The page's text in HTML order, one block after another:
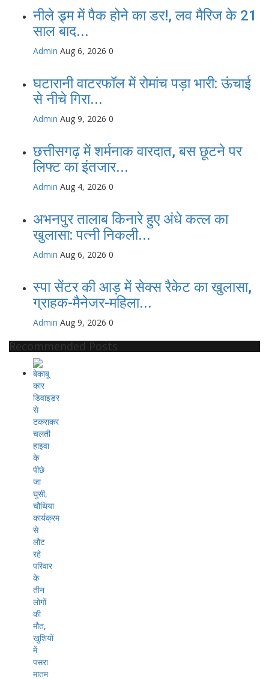
नीले ड्र्म में पैक होने का डर!, लव मैरिज के 21
साल बाद...
Admin Aug 6, 2026 0
घटारानी वाटरफॉल में रोमांच पड़ा भारी: ऊंचाई
से नीचे गिरा...
Admin Aug 9, 2026 0
छत्तीसगढ़ में शर्मनाक वारदात, बस छूटने पर
लिफ्ट का इंतजार...
Admin Aug 4, 2026 0
अभनपुर तालाब किनारे हुए अंधे कत्ल का
खुलासा: पत्नी निकली...
Admin Aug 6, 2026 0
स्पा सेंटर की आड़ में सेक्स रैकेट का खुलासा,
ग्राहक-मैनेजर-महिला...
Admin Aug 9, 2026 0
Recommended Posts